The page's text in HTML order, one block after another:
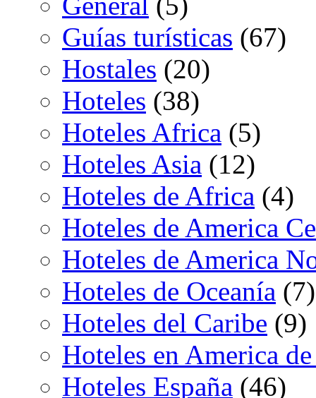
Guías turísticas (67)
Hostales (20)
Hoteles (38)
Hoteles Africa (5)
Hoteles Asia (12)
Hoteles de Africa (4)
Hoteles de America
Hoteles de America
Hoteles de Oceanía (7)
Hoteles del Caribe (9)
Hoteles en America
Hoteles España (46)